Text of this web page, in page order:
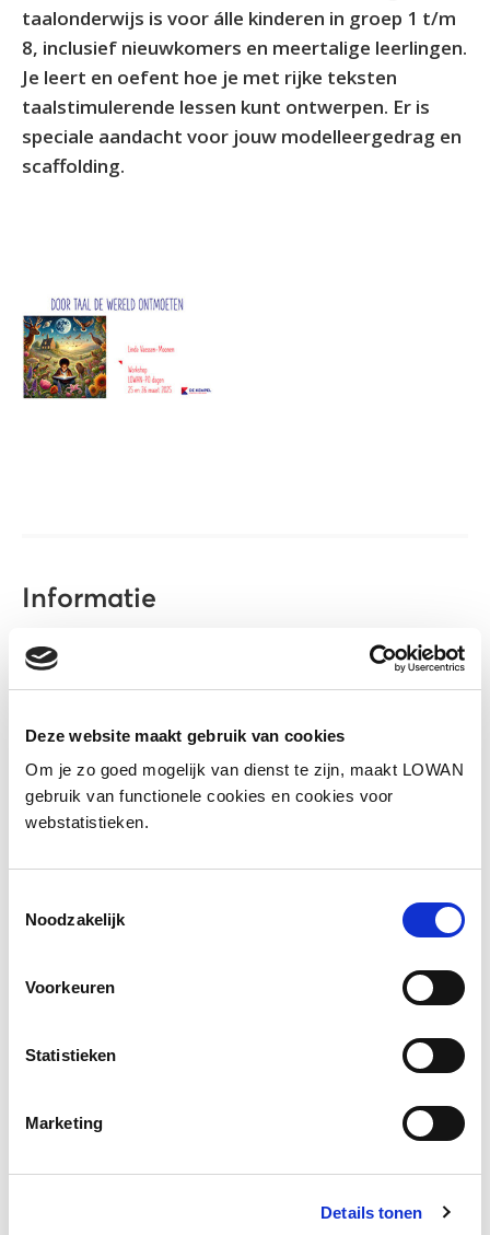
Deze website maakt gebruik van cookies
Om je zo goed mogelijk van dienst te zijn, maakt LOWAN
gebruik van functionele cookies en cookies voor
webstatistieken.
Noodzakelijk
Voorkeuren
Statistieken
Marketing
Details tonen
taalonderwijs is voor álle kinderen in groep 1 t/m
8, inclusief nieuwkomers en meertalige leerlingen.
Je leert en oefent hoe je met rijke teksten
taalstimulerende lessen kunt ontwerpen. Er is
speciale aandacht voor jouw modelleergedrag en
scaffolding.
Informatie
Sprekers:
Jaar van uitgave: 2025
Presentatie
eigenaar van Bureau d'r Bij gaf een workshop